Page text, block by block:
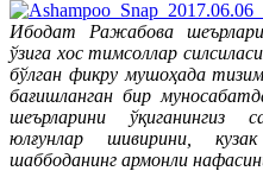
Ибодат Ражабова
ўзига хос тимсоллар
бўлган фикру мушоҳада
бағишланган бир
шеърларини ўқиганингиз
юлғунлар шивирини,
шаббоданинг армонли